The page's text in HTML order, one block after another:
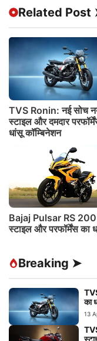
Related Post
TVS Ronin: नई सोच
स्टाइल और दमदार
धांसू कॉम्बिनेशन
Bajaj Pulsar RS 200:
स्टाइल और परफॉर्मेंस का
Breaking ➤
का
13